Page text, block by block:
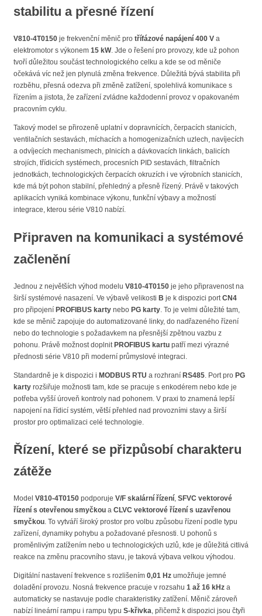
stabilitu a přesné řízení
V810-4T0150 je frekvenční měnič pro třífázové napájení 400 V a
elektromotor s výkonem 15 kW. Jde o řešení pro provozy, kde už pohon
tvoří důležitou součást technologického celku a kde se od měniče
očekává víc než jen plynulá změna frekvence. Důležitá bývá stabilita při
rozběhu, přesná odezva při změně zatížení, spolehlivá komunikace s
řízením a jistota, že zařízení zvládne každodenní provoz v opakovaném
pracovním cyklu.
Takový model se přirozeně uplatní v dopravnících, čerpacích stanicích,
ventilačních sestavách, míchacích a homogenizačních uzlech, navíjecích
a odvíjecích mechanismech, plnicích a dávkovacích linkách, balicích
strojích, třídicích systémech, procesních PID sestavách, filtračních
jednotkách, technologických čerpacích okruzích i ve výrobních stanicích,
kde má být pohon stabilní, přehledný a přesně řízený. Právě v takových
aplikacích vyniká kombinace výkonu, funkční výbavy a možností
integrace, kterou série V810 nabízí.
Připraven na komunikaci a systémové
začlenění
Jednou z největších výhod modelu V810-4T0150 je jeho připravenost na
širší systémové nasazení. Ve výbavě velikosti B je k dispozici portCN4
pro připojení PROFIBUS karty nebo PG karty. To je velmi důležité tam,
kde se měnič zapojuje do automatizované linky, do nadřazeného řízení
nebo do technologie s požadavkem na přesnější zpětnou vazbu z
pohonu. Právě možnost doplnit PROFIBUS kartu patří mezi výrazné
přednosti série V810 při moderní průmyslové integraci.
Standardně je k dispozici i MODBUS RTU a rozhraní RS485. Port pro PG
karty rozšiřuje možnosti tam, kde se pracuje s enkodérem nebo kde je
potřeba vyšší úroveň kontroly nad pohonem. V praxi to znamená lepší
napojení na řídicí systém, větší přehled nad provozními stavy a širší
prostor pro optimalizaci celé technologie.
Řízení, které se přizpůsobí charakteru
zátěže
Model V810-4T0150 podporuje V/F skalární řízení, SFVC vektorové
řízení s otevřenou smyčkou a CLVC vektorové řízení s uzavřenou
smyčkou. To vytváří široký prostor pro volbu způsobu řízení podle typu
zařízení, dynamiky pohybu a požadované přesnosti. U pohonů s
proměnlivým zatížením nebo u technologických uzlů, kde je důležitá citlivá
reakce na změnu pracovního stavu, je taková výbava velkou výhodou.
Digitální nastavení frekvence s rozlišením 0,01 Hz umožňuje jemné
doladění provozu. Nosná frekvence pracuje v rozsahu 1 až 16 kHz a
automaticky se nastavuje podle charakteristiky zatížení. Měnič zároveň
nabízí lineární rampu i rampu typu S-křivka, přičemž k dispozici jsou čtyři